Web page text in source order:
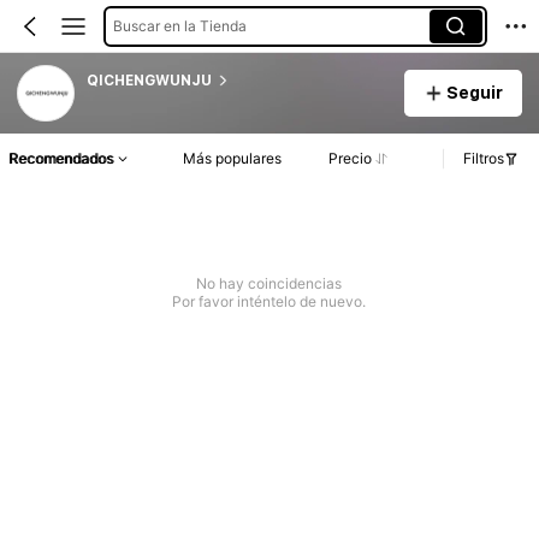
Buscar en la Tienda
QICHENGWUNJU
Seguir
Recomendados Más populares Precio Filtros
No hay coincidencias
Por favor inténtelo de nuevo.